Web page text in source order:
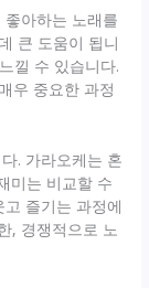
아하는 노래를
큰 도움이 됩니
낄 수 있습니다.
우 중요한 과정
. 가라오케는 혼
미는 비교할 수
즐기는 과정에
, 경쟁적으로 노